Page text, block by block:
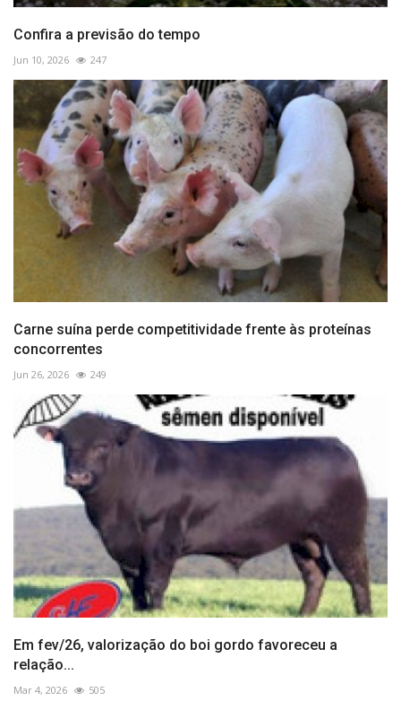
Confira a previsão do tempo
Jun 10, 2026 247
Carne suína perde competitividade frente às proteínas
concorrentes
Jun 26, 2026 249
Em fev/26, valorização do boi gordo favoreceu a
relação...
Mar 4, 2026 505